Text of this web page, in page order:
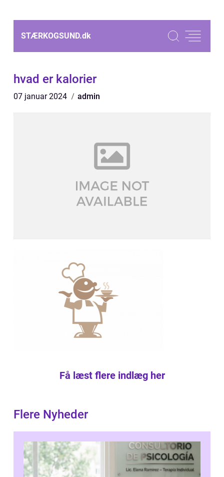
STÆRKOGSUND.dk
hvad er kalorier
07 januar 2024 admin
Få læst flere indlæg her
Flere Nyheder